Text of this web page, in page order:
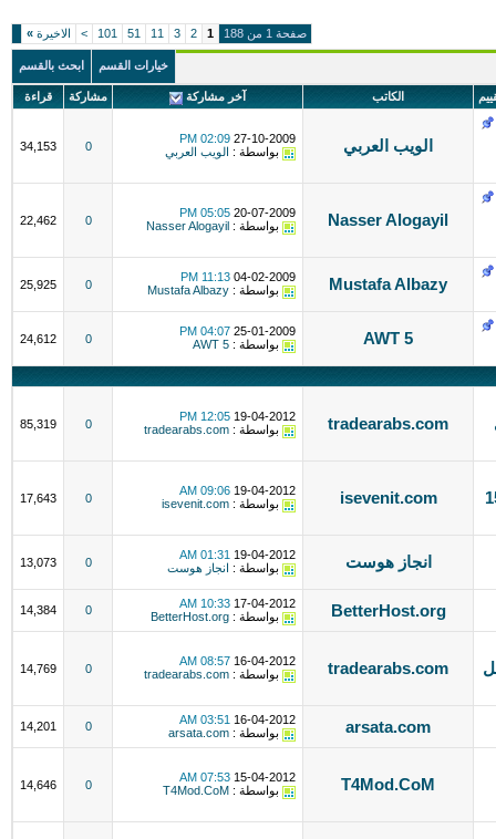
صفحة 1 من 188 1
2
3
11
51
101
> الاخيرة »
خيارات القسم ابحث بالقسم
الكاتب آخر مشاركة مشاركة قراءة
الويب العربي 27-10-2009
02:09 PM
بواسطة :
الويب العربي 0
34,153
Nasser Alogayil
20-07-2009
05:05 PM
بواسطة : Nasser Alogayil
0
22,462
Mustafa Albazy
04-02-2009
11:13 PM
بواسطة : Mustafa Albazy
0
25,925
AWT 5
25-01-2009
04:07 PM
بواسطة : AWT 5
0
24,612
tradearabs.com
19-04-2012
12:05 PM
بواسطة : tradearabs.com
0
85,319
جدا ب 150 isevenit.com
19-04-2012
09:06 AM
بواسطة : isevenit.com
0
17,643
انجاز هوست 19-04-2012
01:31 AM
بواسطة :
انجاز هوست 0
13,073
BetterHost.org
17-04-2012
10:33 AM
بواسطة : BetterHost.org
0
14,384
tradearabs.com
16-04-2012
08:57 AM
بواسطة : tradearabs.com
0
14,769
arsata.com
16-04-2012
03:51 AM
بواسطة : arsata.com
0
14,201
T4Mod.CoM
15-04-2012
07:53 AM
بواسطة : T4Mod.CoM
0
14,646